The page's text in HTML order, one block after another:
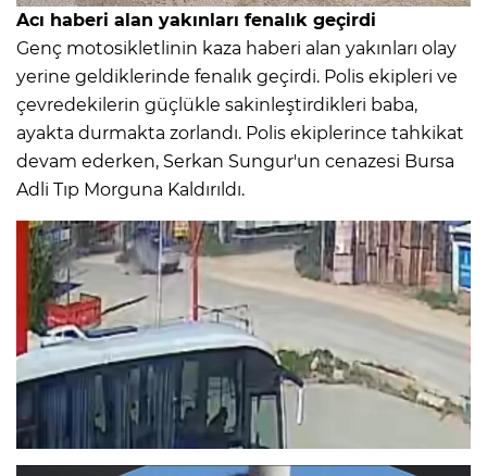
Acı haberi alan yakınları fenalık geçirdi
Genç motosikletlinin kaza haberi alan yakınları olay
yerine geldiklerinde fenalık geçirdi. Polis ekipleri ve
çevredekilerin güçlükle sakinleştirdikleri baba,
ayakta durmakta zorlandı. Polis ekiplerince tahkikat
devam ederken, Serkan Sungur'un cenazesi Bursa
Adli Tıp Morguna Kaldırıldı.